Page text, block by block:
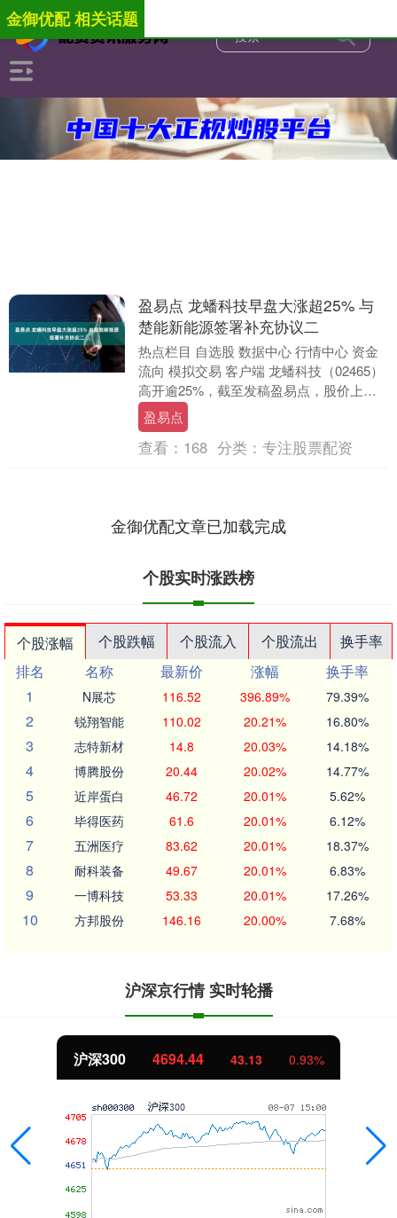
金御优配 相关话题
盈易点 龙蟠科技早盘大涨超25% 与
楚能新能源签署补充协议二
热点栏目 自选股 数据中心 行情中心 资金
流向 模拟交易 客户端 龙蟠科技（02465）
高开逾25%，截至发稿盈易点，股价上涨
25.41%，报15.45港元，成....
盈易点
查看： 168 分类： 专注股票配资
金御优配文章已加载完成
个股实时涨跌榜
个股涨幅 个股跌幅 个股流入 个股流出
换手率
排名
名称 最新价 涨幅
换手率
1
N展芯 116.52 396.89% 79.39%
2 锐翔智能 110.02 20.21% 16.80%
3 志特新材 14.8 20.03% 14.18%
4 博腾股份 20.44 20.02% 14.77%
5 近岸蛋白 46.72 20.01% 5.62%
6 毕得医药 61.6 20.01% 6.12%
7 五洲医疗 83.62 20.01% 18.37%
8 耐科装备 49.67 20.01% 6.83%
9 一博科技 53.33 20.01% 17.26%
10 方邦股份 146.16 20.00% 7.68%
沪深京行情 实时轮播
沪深300 4694.44 43.13 0.93%